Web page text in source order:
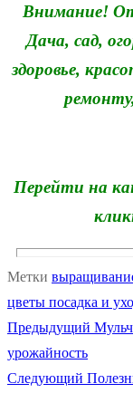
Внимание!
Дача, сад,
здоровье,
Перейти на
Метки
цветы посадка и
Навигация
по
Предыдущий
урожайность
Следующий